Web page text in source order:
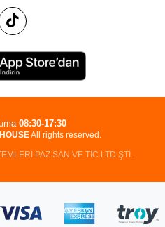
All rights reserved.
PAZ.SAN.VE TİC.LTD.ŞTİ.
08:30-17:30